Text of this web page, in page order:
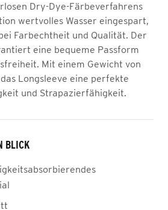
Dry-Dye-Färbeverfahrens
wertvolles Wasser eingespart,
Farbechtheit und Qualität. Der
eine bequeme Passform
Mit einem Gewicht von
Longsleeve eine perfekte
und Strapazierfähigkeit.
BLICK